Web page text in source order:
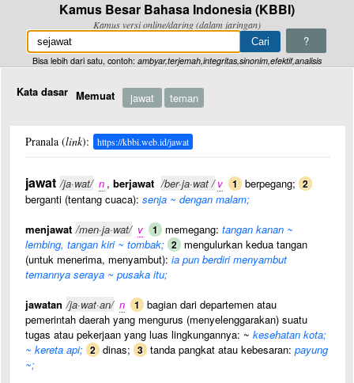
Kamus Besar Bahasa Indonesia (KBBI)
Kamus versi online/daring (dalam jaringan)
?
Bisa lebih dari satu, contoh: ambyar,terjemah,integritas,sinonim,efektif,analisis
Kata dasar Memuat jawat teman
Pranala (link): https://kbbi.web.id/jawat
jawat /ja·wat/ n , berjawat /ber·ja·wat / v 1 berpegang; 2
berganti (tentang cuaca): senja ~ dengan malam;
menjawat /men·ja·wat/ v 1 memegang: tangan kanan ~
lembing, tangan kiri ~ tombak; 2 mengulurkan kedua tangan
(untuk menerima, menyambut): ia pun berdiri menyambut
temannya seraya ~ pusaka itu;
jawatan /ja·wat·an/ n 1 bagian dari departemen atau
pemerintah daerah yang mengurus (menyelenggarakan) suatu
tugas atau pekerjaan yang luas lingkungannya: ~ kesehatan kota;
~ kereta api; 2 dinas; 3 tanda pangkat atau kebesaran: payung
~;